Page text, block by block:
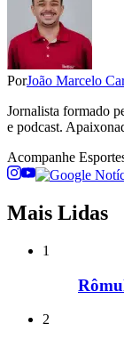
PorJoão Marcelo
Jornalista formado
e podcast.
Acompanhe
Mais Lidas
1
2